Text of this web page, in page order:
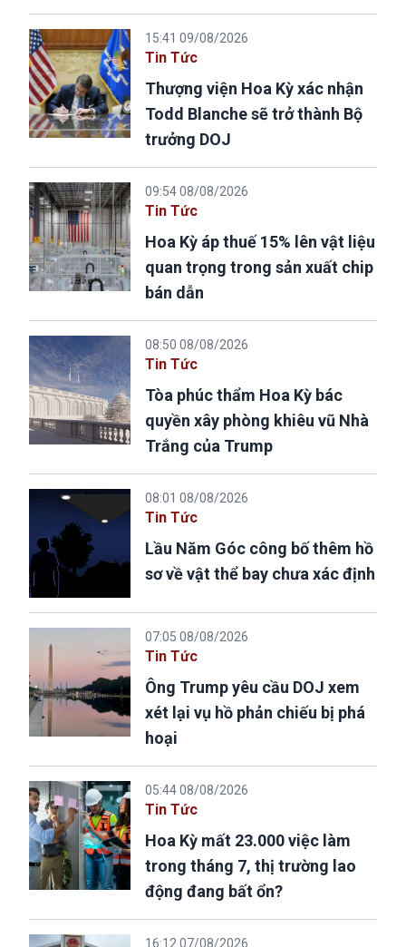
15:41 09/08/2026
Tin Tức
Thượng viện Hoa Kỳ xác nhận
Todd Blanche sẽ trở thành Bộ
trưởng DOJ
09:54 08/08/2026
Tin Tức
Hoa Kỳ áp thuế 15% lên vật liệu
quan trọng trong sản xuất chip
bán dẫn
08:50 08/08/2026
Tin Tức
Tòa phúc thẩm Hoa Kỳ bác
quyền xây phòng khiêu vũ Nhà
Trắng của Trump
08:01 08/08/2026
Tin Tức
Lầu Năm Góc công bố thêm hồ
sơ về vật thể bay chưa xác định
07:05 08/08/2026
Tin Tức
Ông Trump yêu cầu DOJ xem
xét lại vụ hồ phản chiếu bị phá
hoại
05:44 08/08/2026
Tin Tức
Hoa Kỳ mất 23.000 việc làm
trong tháng 7, thị trường lao
động đang bất ổn?
16:12 07/08/2026